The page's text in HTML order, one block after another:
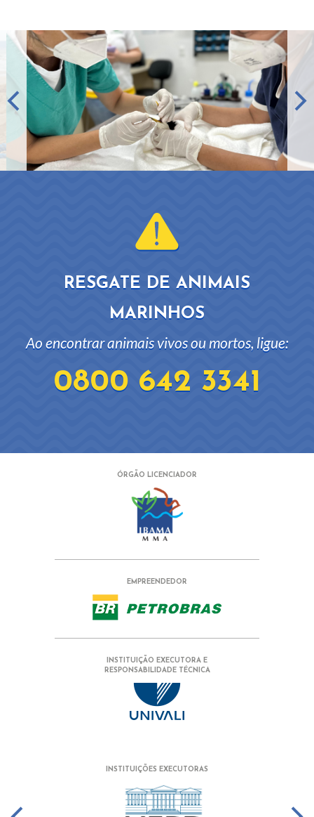
RESGATE DE ANIMAIS
MARINHOS
Ao encontrar animais vivos ou mortos, ligue:
0800 642 3341
ÓRGÃO LICENCIADOR
EMPREENDEDOR
INSTITUIÇÃO EXECUTORA E
RESPONSABILIDADE TÉCNICA
INSTITUIÇÕES EXECUTORAS